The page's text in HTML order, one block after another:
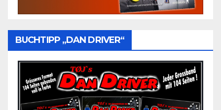
BUCHTIPP „DAN DRIVER“